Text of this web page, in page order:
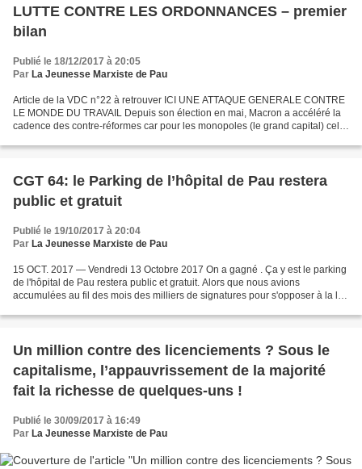
LUTTE CONTRE LES ORDONNANCES – premier
bilan
Publié le 18/12/2017 à 20:05
Par La Jeunesse Marxiste de Pau
Article de la VDC n°22 à retrouver ICI UNE ATTAQUE GENERALE CONTRE
LE MONDE DU TRAVAIL Depuis son élection en mai, Macron a accéléré la
cadence des contre-réformes car pour les monopoles (le grand capital) cela
CGT 64: le Parking de l’hôpital de Pau restera
public et gratuit
Publié le 19/10/2017 à 20:04
Par La Jeunesse Marxiste de Pau
15 OCT. 2017 — Vendredi 13 Octobre 2017 On a gagné . Ça y est le parking
de l'hôpital de Pau restera public et gratuit. Alors que nous avions
accumulées au fil des mois des milliers de signatures pour s'opposer à la la
Un million contre des licenciements ? Sous le
capitalisme, l’appauvrissement de la majorité
fait la richesse de quelques-uns !
Publié le 30/09/2017 à 16:49
Par La Jeunesse Marxiste de Pau